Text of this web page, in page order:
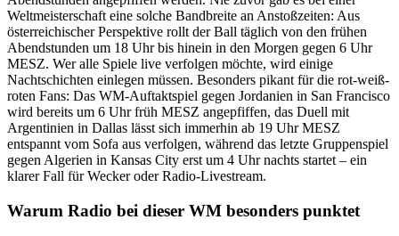
Weltmeisterschaft eine solche Bandbreite an Anstoßzeiten: Aus
österreichischer Perspektive rollt der Ball täglich von den frühen
Abendstunden um 18 Uhr bis hinein in den Morgen gegen 6 Uhr
MESZ. Wer alle Spiele live verfolgen möchte, wird einige
Nachtschichten einlegen müssen. Besonders pikant für die rot-weiß-
roten Fans: Das WM-Auftaktspiel gegen Jordanien in San Francisco
wird bereits um 6 Uhr früh MESZ angepfiffen, das Duell mit
Argentinien in Dallas lässt sich immerhin ab 19 Uhr MESZ
entspannt vom Sofa aus verfolgen, während das letzte Gruppenspiel
gegen Algerien in Kansas City erst um 4 Uhr nachts startet – ein
klarer Fall für Wecker oder Radio-Livestream.
Warum Radio bei dieser WM besonders punktet